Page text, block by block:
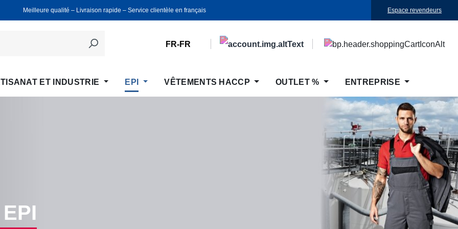
Meilleure qualité ‒ Livraison rapide ‒ Service clientèle en français Espace revendeurs
FR-FR
ET INDUSTRIE EPI VÊTEMENTS HACCP OUTLET % ENTREPRISE